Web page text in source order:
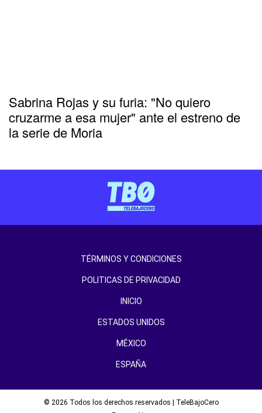
Sabrina Rojas y su furia: "No quiero
cruzarme a esa mujer" ante el estreno de
la serie de Moria
TÉRMINOS Y CONDICIONES
POLITICAS DE PRIVACIDAD
INICIO
ESTADOS UNIDOS
MÉXICO
ESPAÑA
© 2026 Todos los derechos reservados | TeleBajoCero